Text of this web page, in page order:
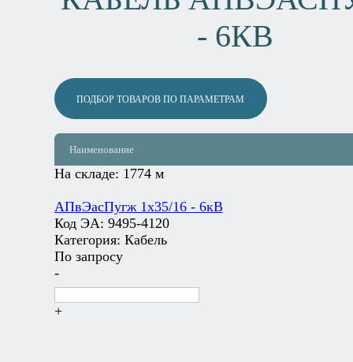
- 6КВ
ПОДБОР ТОВАРОВ ПО ПАРАМЕТРАМ
Наименование
На складе: 1774 м
АПвЭасПугж 1х35/16 - 6кВ
Код ЭА: 9495-4120
Категория: Кабель
По запросу
-
+